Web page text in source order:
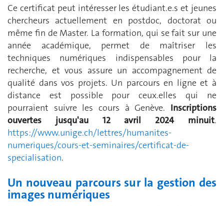
Ce certificat peut intéresser les étudiant.e.s et jeunes
chercheurs actuellement en postdoc, doctorat ou
même fin de Master. La formation, qui se fait sur une
année académique, permet de maîtriser les
techniques numériques indispensables pour la
recherche, et vous assure un accompagnement de
qualité dans vos projets. Un parcours en ligne et à
distance est possible pour ceux.elles qui ne
pourraient suivre les cours à Genève. Inscriptions
ouvertes jusqu'au 12 avril 2024 minuit.
https://www.unige.ch/lettres/humanites-
numeriques/cours-et-seminaires/certificat-de-
specialisation.
Un nouveau parcours sur la gestion des
images numériques